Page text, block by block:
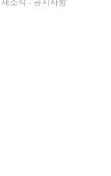
소식 - 공지사항